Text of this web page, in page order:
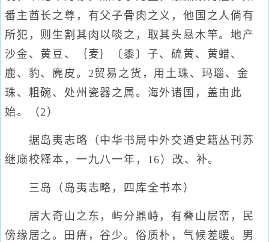
番主酋长之尊，有父子骨肉之义，他国之人倘有
所犯，则生割其肉以啖之，取其头悬木竿。地产
沙金、黄豆、｛麦｝〔黍〕子、硫黄、黄蜡、
鹿、豹、麂皮。2贸易之货，用土珠、玛瑙、金
珠、粗碗、处州瓷器之属。海外诸国，盖由此
始。（2）
据岛夷志略（中华书局中外交通史籍丛刊苏
继庼校释本，一九八一年，16）改、补。
三岛（岛夷志略，四库全书本）
居大奇山之东，屿分鼎峙，有叠山层峦，民
傍缘居之。田瘠，谷少。俗质朴，气候差暖。男